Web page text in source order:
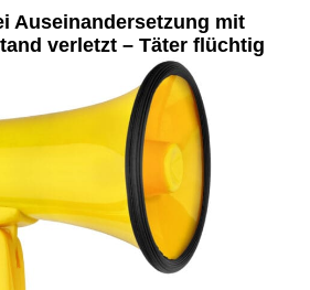
Auseinandersetzung mit
verletzt – Täter flüchtig